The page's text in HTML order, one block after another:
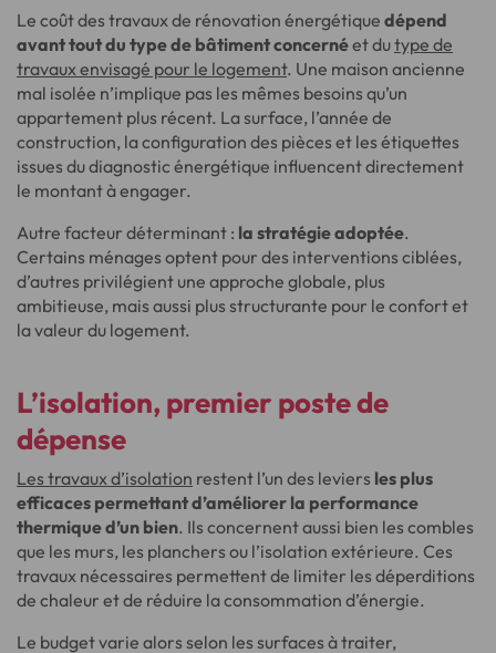
Le coût des travaux de rénovation énergétique dépend
avant tout du type de bâtiment concernéet dutype de
travaux envisagé pour le logement. Une maison ancienne
mal isolée n’implique pas les mêmes besoins qu’un
appartement plus récent. La surface, l’année de
construction, la configuration des pièces et les étiquettes
issues du diagnostic énergétique influencent directement
le montant à engager.
Autre facteur déterminant : la stratégie adoptée.
Certains ménages optent pour des interventions ciblées,
d’autres privilégient une approche globale, plus
ambitieuse, mais aussi plus structurante pour le confort et
la valeur du logement.
L’isolation, premier poste de
dépense
Les travaux d’isolation restent l’un des leviers les plus
efficaces permettant d’améliorer la performance
thermique d’un bien. Ils concernent aussi bien les combles
que les murs, les planchers ou l’isolation extérieure. Ces
travaux nécessaires permettent de limiter les déperditions
de chaleur et de réduire la consommation d’énergie.
Le budget varie alors selon les surfaces à traiter,